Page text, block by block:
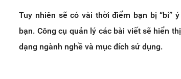
Tuy nhiên sẽ có vài thời điểm bạn bị “bí”
bạn. Công cụ quản lý các bài viết sẽ hiển
dạng ngành nghề và mục đích sử dụng.